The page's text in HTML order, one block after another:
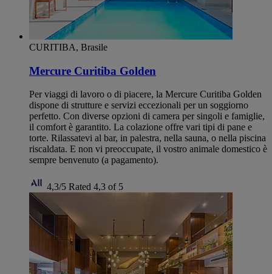
CURITIBA, Brasile
Mercure Curitiba Golden
Per viaggi di lavoro o di piacere, la Mercure Curitiba Golden
dispone di strutture e servizi eccezionali per un soggiorno
perfetto. Con diverse opzioni di camera per singoli e famiglie,
il comfort è garantito. La colazione offre vari tipi di pane e
torte. Rilassatevi al bar, in palestra, nella sauna, o nella piscina
riscaldata. E non vi preoccupate, il vostro animale domestico è
sempre benvenuto (a pagamento).
4,3/5 Rated 4,3 of 5